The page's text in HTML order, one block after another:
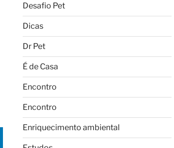
Desafio Pet
Dicas
Dr Pet
É de Casa
Encontro
Encontro
Enriquecimento ambiental